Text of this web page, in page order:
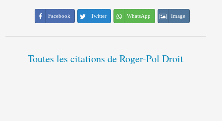
Facebook Twitter WhatsApp Image
Toutes les citations de Roger-Pol Droit